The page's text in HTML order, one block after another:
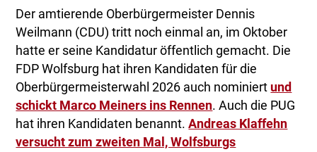
Der amtierende Oberbürgermeister Dennis
Weilmann (CDU) tritt noch einmal an, im Oktober
hatte er seine Kandidatur öffentlich gemacht. Die
FDP Wolfsburg hat ihren Kandidaten für die
Oberbürgermeisterwahl 2026 auch nominiert und
schickt Marco Meiners ins Rennen. Auch die PUG
hat ihren Kandidaten benannt.Andreas Klaffehn
versucht zum zweiten Mal, Wolfsburgs